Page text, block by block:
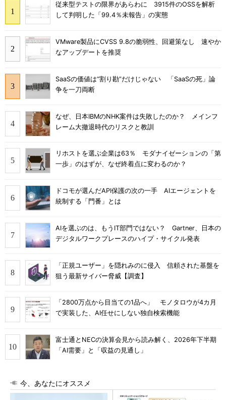
従来型テストの限界があらわに 3915件のOSSを解析
して判明した「99.4％未報告」の実態
VMware製品にCVSS 9.8の脆弱性、回避策なし 速やか
なアップデートを推奨
SaaSの価値は“割り勘”だけじゃない 「SaaSの死」論
争を一刀両断
なぜ、日本IBMのNHK案件は失敗したのか？ メインフ
レーム大撤退時代のリスクと教訓
リホストを選ぶ企業は63％ モダナイゼーションの「第
一歩」のはずが、なぜ終着点に変わるのか？
ドコモが選んだAPI保護の次の一手 AIエージェントを
統制する「門番」とは
AIを選ぶのは、もうIT部門ではない？ Gartner、日本の
デジタルワークプレースのハイプ・サイクル発表
「正規ユーザー」を隠れみのに侵入 信頼された基盤を
狙う最新サイバー脅威【調査】
「2800万点から目当ての1品へ」 モノタロウが4カ月
で実装した、AI任せにしない独自検索機能
富士通とNECの決算会見から読み解く、2026年下半期
「AI需要」と「収益の見通し」
今、あなたにオススメ